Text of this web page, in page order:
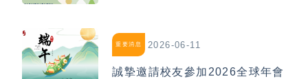
重要消息 2026-06-11
誠摯邀請校友參加2026全球年會